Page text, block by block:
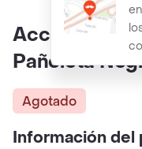
Accesorio
Pañoleta
Agotado
Información del